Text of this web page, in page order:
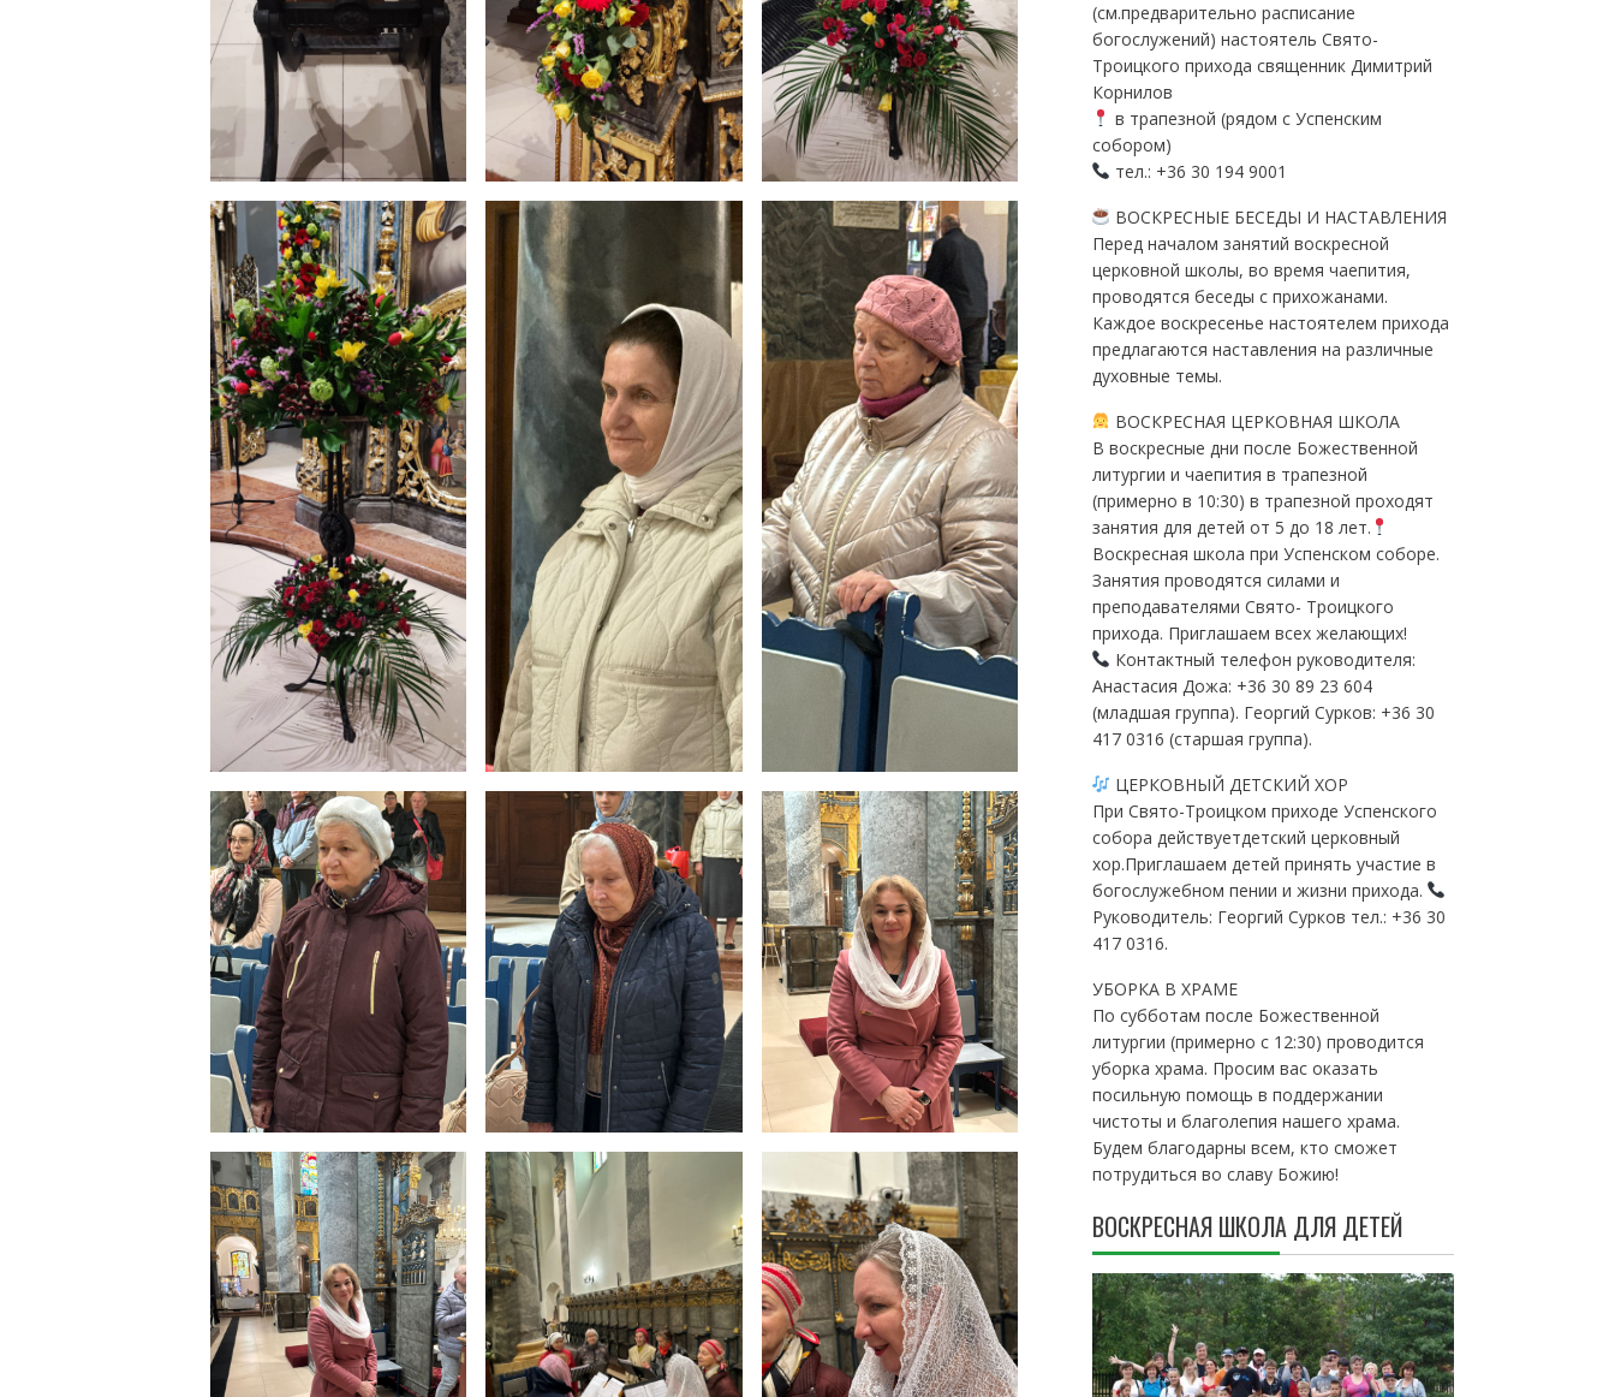
(см.предварительно расписание
богослужений) настоятель Свято-
Троицкого прихода священник Димитрий
Корнилов
в трапезной (рядом с Успенским
собором)
тел.: +36 30 194 9001
ВОСКРЕСНЫЕ БЕСЕДЫ И НАСТАВЛЕНИЯ
Перед началом занятий воскресной
церковной школы, во время чаепития,
проводятся беседы с прихожанами.
Каждое воскресенье настоятелем прихода
предлагаются наставления на различные
духовные темы.
ВОСКРЕСНАЯ ЦЕРКОВНАЯ ШКОЛА
В воскресные дни после Божественной
литургии и чаепития в трапезной
(примерно в 10:30) в трапезной проходят
занятия для детей от 5 до 18 лет.
Воскресная школа при Успенском соборе.
Занятия проводятся силами и
преподавателями Свято- Троицкого
прихода. Приглашаем всех желающих!
Контактный телефон руководителя:
Анастасия Дожа: +36 30 89 23 604
(младшая группа). Георгий Сурков: +36 30
417 0316 (старшая группа).
ЦЕРКОВНЫЙ ДЕТСКИЙ ХОР
При Свято-Троицком приходе Успенского
собора действуетдетский церковный
хор.Приглашаем детей принять участие в
богослужебном пении и жизни прихода.
Руководитель: Георгий Сурков тел.: +36 30
417 0316.
УБОРКА В ХРАМЕ
По субботам после Божественной
литургии (примерно с 12:30) проводится
уборка храма. Просим вас оказать
посильную помощь в поддержании
чистоты и благолепия нашего храма.
Будем благодарны всем, кто сможет
потрудиться во славу Божию!
ВОСКРЕСНАЯ ШКОЛА ДЛЯ ДЕТЕЙ